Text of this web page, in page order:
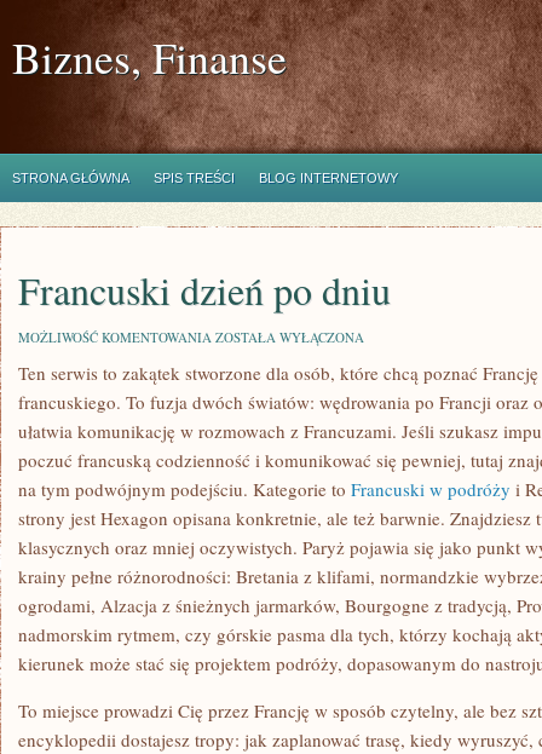
Biznes, Finanse
STRONA GŁÓWNA SPIS TREŚCI BLOG INTERNETOWY
Francuski dzień po dniu
MOŻLIWOŚĆ KOMENTOWANIA FRANCUSKI
PO
ZOSTAŁA WYŁĄCZONA
Ten serwis to zakątek stworzone dla osób, które chcą poznać
francuskiego. To fuzja dwóch światów: wędrowania po Francji oraz
ułatwia komunikację w rozmowach z Francuzami. Jeśli szukasz
poczuć francuską codzienność i komunikować się pewniej, tutaj
na tym podwójnym podejściu. Kategorie to Francuski w podróży i
strony jest Hexagon opisana konkretnie, ale też barwnie.
klasycznych oraz mniej oczywistych. Paryż pojawia się jako punkt
krainy pełne różnorodności: Bretania z klifami, normandzkie
ogrodami, Alzacja z śnieżnych jarmarków, Bourgogne z tradycją,
nadmorskim rytmem, czy górskie pasma dla tych, którzy kochają
kierunek może stać się projektem podróży, dopasowanym do
To miejsce prowadzi Cię przez Francję w sposób czytelny, ale bez
encyklopedii dostajesz tropy: jak zaplanować trasę, kiedy